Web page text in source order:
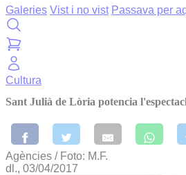
Galeries Vist i no vist Passava per
Cultura
Sant Julià de Lòria potencia
Agències / Foto: M.F.
dl., 03/04/2017